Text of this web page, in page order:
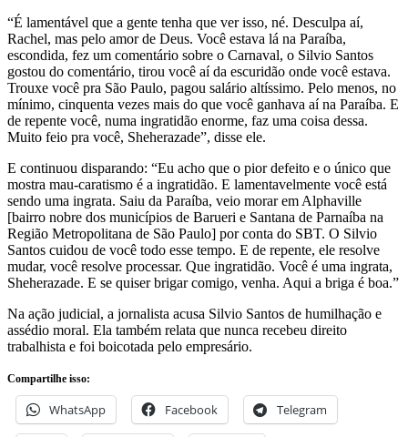
“É lamentável que a gente tenha que ver isso, né. Desculpa aí,
Rachel, mas pelo amor de Deus. Você estava lá na Paraíba,
escondida, fez um comentário sobre o Carnaval, o Silvio Santos
gostou do comentário, tirou você aí da escuridão onde você estava.
Trouxe você pra São Paulo, pagou salário altíssimo. Pelo menos, no
mínimo, cinquenta vezes mais do que você ganhava aí na Paraíba. E
de repente você, numa ingratidão enorme, faz uma coisa dessa.
Muito feio pra você, Sheherazade”, disse ele.
E continuou disparando: “Eu acho que o pior defeito e o único que
mostra mau-caratismo é a ingratidão. E lamentavelmente você está
sendo uma ingrata. Saiu da Paraíba, veio morar em Alphaville
[bairro nobre dos municípios de Barueri e Santana de Parnaíba na
Região Metropolitana de São Paulo] por conta do SBT. O Silvio
Santos cuidou de você todo esse tempo. E de repente, ele resolve
mudar, você resolve processar. Que ingratidão. Você é uma ingrata,
Sheherazade. E se quiser brigar comigo, venha. Aqui a briga é boa.”
Na ação judicial, a jornalista acusa Silvio Santos de humilhação e
assédio moral. Ela também relata que nunca recebeu direito
trabalhista e foi boicotada pelo empresário.
Compartilhe isso:
WhatsApp Facebook Telegram